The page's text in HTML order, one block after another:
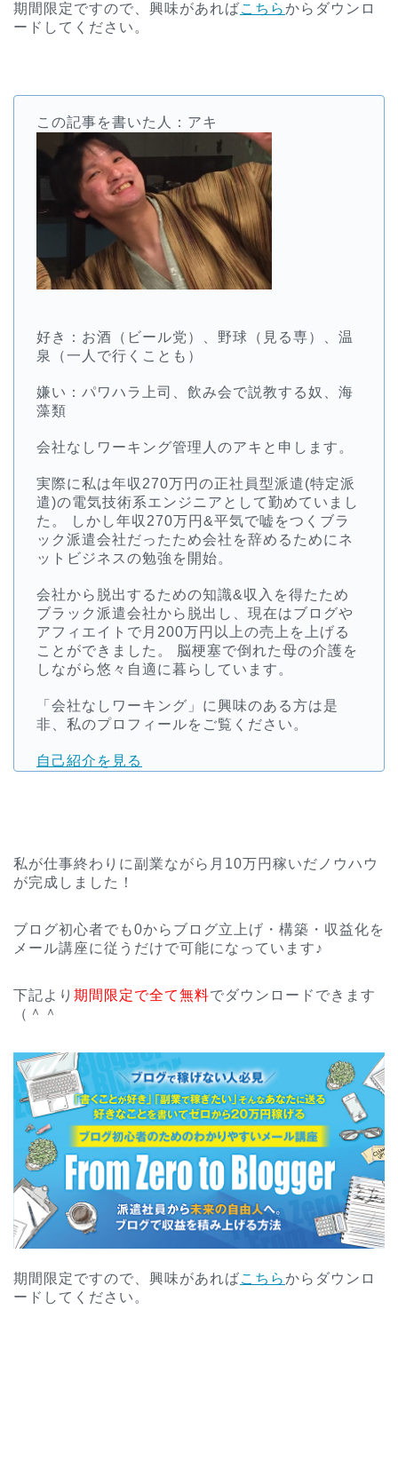
期間限定ですので、興味があればこちらからダウンロ
ードしてください。
この記事を書いた人：アキ
好き：お酒（ビール党）、野球（見る専）、温
泉（一人で行くことも）
嫌い：パワハラ上司、飲み会で説教する奴、海
藻類
会社なしワーキング管理人のアキと申します。
実際に私は年収270万円の正社員型派遣(特定派
遣)の電気技術系エンジニアとして勤めていまし
た。 しかし年収270万円&平気で嘘をつくブラ
ック派遣会社だったため会社を辞めるためにネ
ットビジネスの勉強を開始。
会社から脱出するための知識&収入を得たため
ブラック派遣会社から脱出し、現在はブログや
アフィエイトで月200万円以上の売上を上げる
ことができました。 脳梗塞で倒れた母の介護を
しながら悠々自適に暮らしています。
「会社なしワーキング」に興味のある方は是
非、私のプロフィールをご覧ください。
自己紹介を見る
私が仕事終わりに副業ながら月10万円稼いだノウハウ
が完成しました！
ブログ初心者でも0からブログ立上げ・構築・収益化を
メール講座に従うだけで可能になっています♪
下記より 期間限定で全て無料でダウンロードできます
（＾＾
期間限定ですので、興味があればこちらからダウンロ
ードしてください。